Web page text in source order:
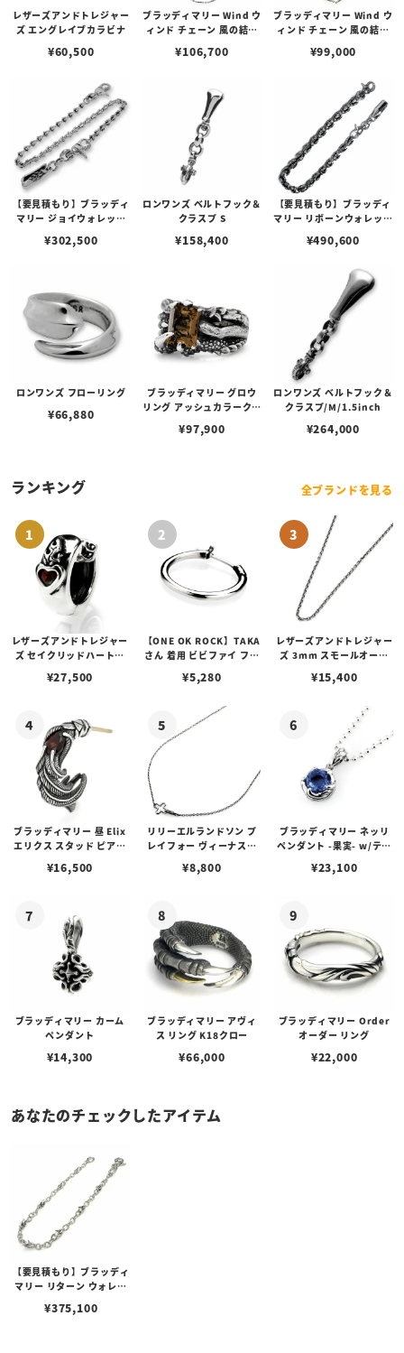
レザーズアンドトレジャー
ズ エングレイブカラビナ
¥60,500
ブラッディマリー Wind ウ
ィンド チェーン 風の結び
¥106,700
ブラッディマリー Wind ウ
ィンド チェーン 風の結び
¥99,000
【要見積もり】ブラッディ
マリー ジョイウォレット
¥302,500
ロンワンズ ベルトフック＆
クラスプ S
¥158,400
【要見積もり】ブラッディ
マリー リボーンウォレット
¥490,600
ロンワンズ フローリング
¥66,880
ブラッディマリー グロウ
リング アッシュカラークォ
¥97,900
ロンワンズ ベルトフック＆
クラスプ/M/1.5inch
¥264,000
ランキング 全ブランドを見る
レザーズアンドトレジャー
ズ セイクリッドハートピ
¥27,500
【ONE OK ROCK】TAKA
さん 着用 ビビファイ フー
¥5,280
レザーズアンドトレジャー
ズ 3mm スモールオーバ
ブスタークラスプ＆LTロ
¥15,400
ブラッディマリー 昼 Elix
エリクス スタッド ピアス
¥16,500
リリーエルランドソン プ
レイフォー ヴィーナスチ
¥8,800
ブラッディマリー ネッリ
ペンダント -果実- w/ティ
¥23,100
ブラッディマリー カーム
ペンダント
¥14,300
ブラッディマリー アヴィ
ス リング K18クロー
¥66,000
ブラッディマリー Order
オーダー リング
¥22,000
あなたのチェックしたアイテム
【要見積もり】ブラッディ
マリー リターン ウォレッ
¥375,100